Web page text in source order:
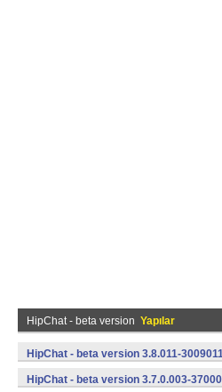
HipChat - beta version Yapılar
HipChat - beta version 3.8.011-
v8a,armeabi,armeabi-
HipChat - beta version 3.7.0.003-